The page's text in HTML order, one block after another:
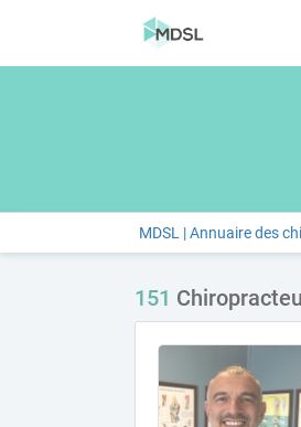
MDSL | Annuaire des
151